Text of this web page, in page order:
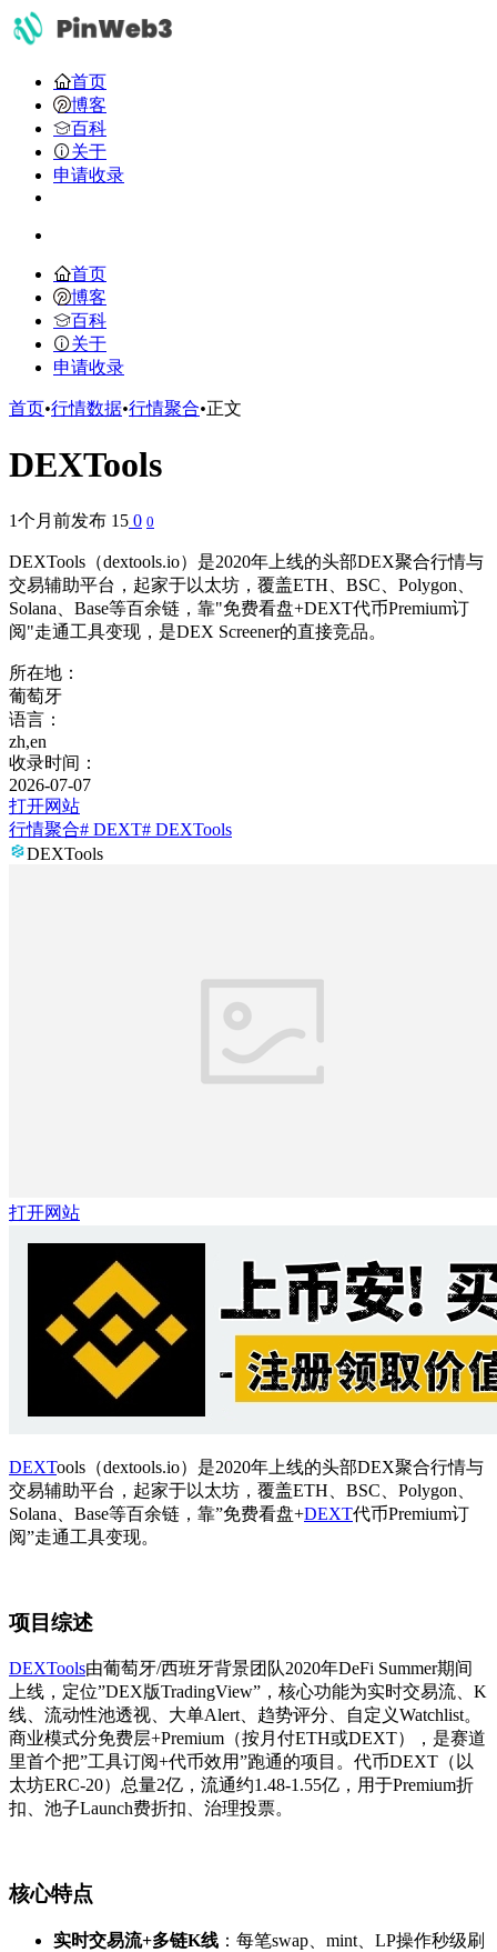
首页
博客
百科
关于
申请收录
首页
博客
百科
关于
申请收录
首页•行情数据•行情聚合•正文
DEXTools
1个月前发布 15 0 0
DEXTools（dextools.io）是2020年上线的头部DEX聚合行情与
交易辅助平台，起家于以太坊，覆盖ETH、BSC、Polygon、
Solana、Base等百余链，靠"免费看盘+DEXT代币Premium订
阅"走通工具变现，是DEX Screener的直接竞品。
所在地：
葡萄牙
语言：
zh,en
收录时间：
2026-07-07
打开网站
行情聚合# DEXT# DEXTools
DEXTools
打开网站
DEXTools（dextools.io）是2020年上线的头部DEX聚合行情与
交易辅助平台，起家于以太坊，覆盖ETH、BSC、Polygon、
Solana、Base等百余链，靠”免费看盘+DEXT代币Premium订
阅”走通工具变现。
项目综述
DEXTools由葡萄牙/西班牙背景团队2020年DeFi Summer期间
上线，定位”DEX版TradingView”，核心功能为实时交易流、K
线、流动性池透视、大单Alert、趋势评分、自定义Watchlist。
商业模式分免费层+Premium（按月付ETH或DEXT），是赛道
里首个把”工具订阅+代币效用”跑通的项目。代币DEXT（以
太坊ERC-20）总量2亿，流通约1.48-1.55亿，用于Premium折
扣、池子Launch费折扣、治理投票。
核心特点
实时交易流+多链K线 ：每笔swap、mint、LP操作秒级刷